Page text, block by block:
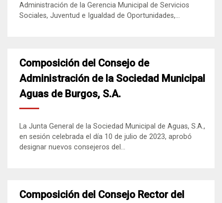
Administración de la Gerencia Municipal de Servicios
Sociales, Juventud e Igualdad de Oportunidades,...
Composición del Consejo de
Administración de la Sociedad Municipal
Aguas de Burgos, S.A.
La Junta General de la Sociedad Municipal de Aguas, S.A.,
en sesión celebrada el día 10 de julio de 2023, aprobó
designar nuevos consejeros del...
Composición del Consejo Rector del